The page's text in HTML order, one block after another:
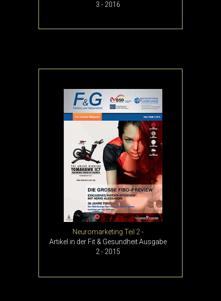
3 - 2016
Neuromarketing Teil 2-
Artikel in der Fit & Gesundheit Ausgabe
2 - 2015